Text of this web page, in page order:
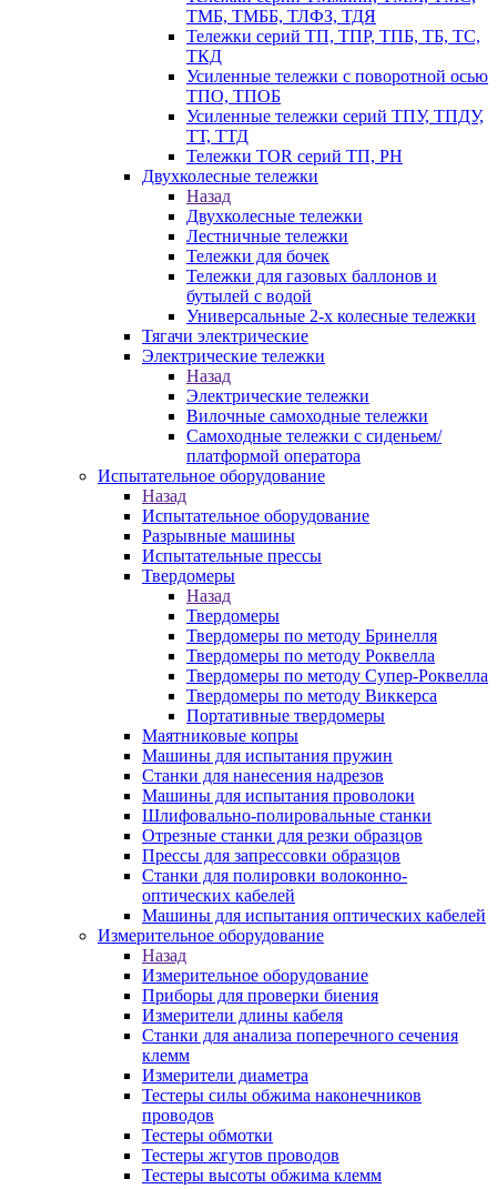
ТМБ, ТМББ, ТЛФЗ, ТДЯ
Тележки серий ТП, ТПР, ТПБ, ТБ, ТС,
ТКД
Усиленные тележки с поворотной осью
ТПО, ТПОБ
Усиленные тележки серий ТПУ, ТПДУ,
ТТ, ТТД
Тележки TOR серий ТП, PH
Двухколесные тележки
Назад
Двухколесные тележки
Лестничные тележки
Тележки для бочек
Тележки для газовых баллонов и
бутылей с водой
Универсальные 2-х колесные тележки
Тягачи электрические
Электрические тележки
Назад
Электрические тележки
Вилочные самоходные тележки
Самоходные тележки с сиденьем/
платформой оператора
Испытательное оборудование
Назад
Испытательное оборудование
Разрывные машины
Испытательные прессы
Твердомеры
Назад
Твердомеры
Твердомеры по методу Бринелля
Твердомеры по методу Роквелла
Твердомеры по методу Супер-Роквелла
Твердомеры по методу Виккерса
Портативные твердомеры
Маятниковые копры
Машины для испытания пружин
Станки для нанесения надрезов
Машины для испытания проволоки
Шлифовально-полировальные станки
Отрезные станки для резки образцов
Прессы для запрессовки образцов
Станки для полировки волоконно-
оптических кабелей
Машины для испытания оптических кабелей
Измерительное оборудование
Назад
Измерительное оборудование
Приборы для проверки биения
Измерители длины кабеля
Станки для анализа поперечного сечения
клемм
Измерители диаметра
Тестеры силы обжима наконечников
проводов
Тестеры обмотки
Тестеры жгутов проводов
Тестеры высоты обжима клемм